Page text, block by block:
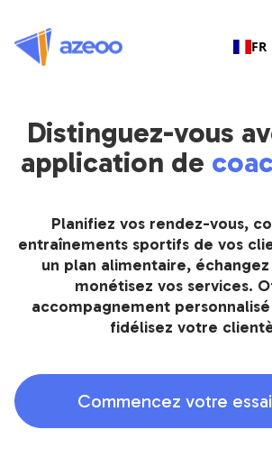
FR
Distinguez-vous
application de
Planifiez vos rendez-vous,
entraînements sportifs de vos
un plan alimentaire,
monétisez vos services.
accompagnement
fidélisez votre
Commencez votre